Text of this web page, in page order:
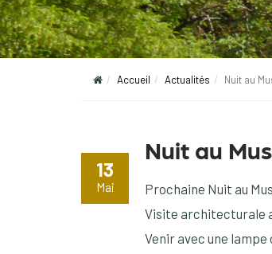
Accueil Actualités Nuit au
13
Mai
Nuit au
Prochaine Nuit au
Visite architecturale
Venir avec une